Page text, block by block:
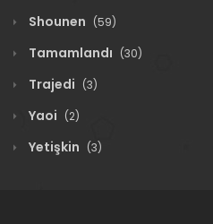
Shounen (59)
Tamamlandı (30)
Trajedi (3)
Yaoi (2)
Yetişkin (3)